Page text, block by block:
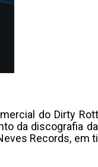
do Dirty
da discografia da
Records, em